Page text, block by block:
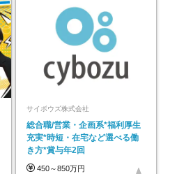
サイボウズ株式会社
総合職/営業・企画系*福利厚生
充実*時短・在宅など選べる働
き方*賞与年2回
450～850万円